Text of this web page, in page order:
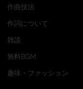
作曲技法
作詞について
雑談
無料BGM
趣味・ファッション